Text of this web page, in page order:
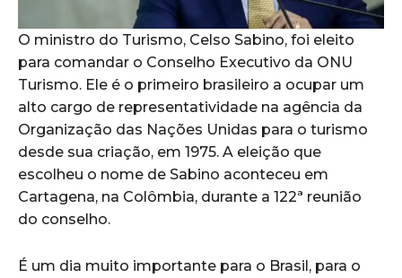
O ministro do Turismo, Celso Sabino, foi eleito
para comandar o Conselho Executivo da ONU
Turismo. Ele é o primeiro brasileiro a ocupar um
alto cargo de representatividade na agência da
Organização das Nações Unidas para o turismo
desde sua criação, em 1975. A eleição que
escolheu o nome de Sabino aconteceu em
Cartagena, na Colômbia, durante a 122ª reunião
do conselho.
É um dia muito importante para o Brasil, para o